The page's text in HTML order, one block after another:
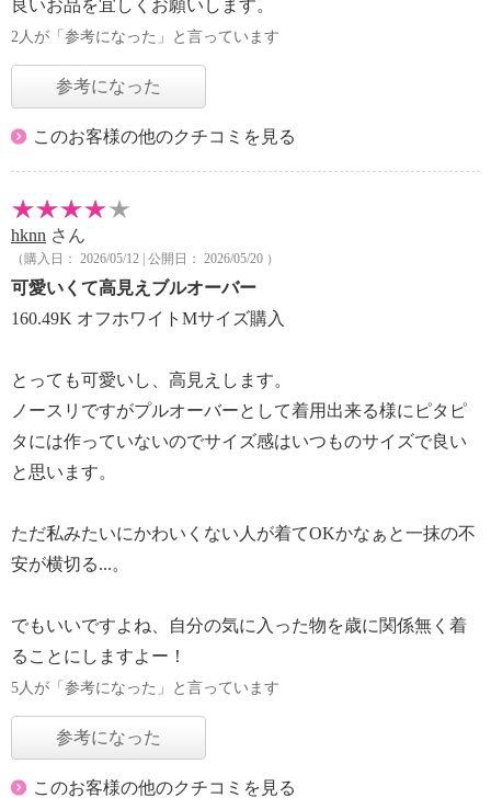
良いお品を宜しくお願いします。
2人が「参考になった」と言っています
参考になった
このお客様の他のクチコミを見る
hknn さん
（購入日： 2026/05/12 | 公開日： 2026/05/20 ）
可愛いくて高見えブルオーバー
160.49K オフホワイトMサイズ購入
とっても可愛いし、高見えします。
ノースリですがプルオーバーとして着用出来る様にピタピ
タには作っていないのでサイズ感はいつものサイズで良い
と思います。
ただ私みたいにかわいくない人が着てOKかなぁと一抹の不
安が横切る...。
でもいいですよね、自分の気に入った物を歳に関係無く着
ることにしますよー！
5人が「参考になった」と言っています
参考になった
このお客様の他のクチコミを見る